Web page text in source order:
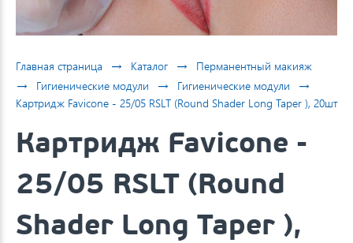
Главная страница → Каталог → Перманентный макияж
→ Гигиенические модули → Гигиенические модули →
Картридж Favicone - 25/05 RSLT (Round Shader Long Taper ), 20шт
Картридж Favicone -
25/05 RSLT (Round
Shader Long Taper ),